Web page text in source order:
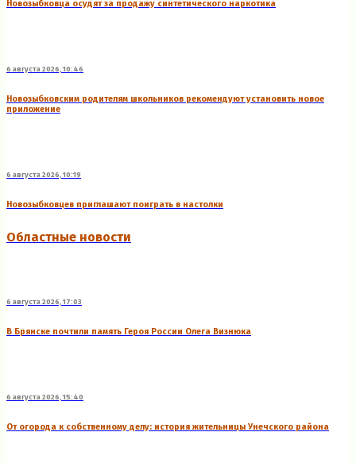
Новозыбковца осудят за продажу синтетического наркотика
6 августа 2026, 10:46
Новозыбковским родителям школьников рекомендуют установить новое
приложение
6 августа 2026, 10:19
Новозыбковцев приглашают поиграть в настолки
Областные новости
6 августа 2026, 17:03
В Брянске почтили память Героя России Олега Визнюка
6 августа 2026, 15:40
От огорода к собственному делу: история жительницы Унечского района